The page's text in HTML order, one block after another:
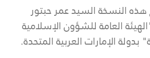
هذه النسخة السيد عمر حبتور
العامة للشؤون الإسلامية
بدولة الإمارات العربية المتحدة.